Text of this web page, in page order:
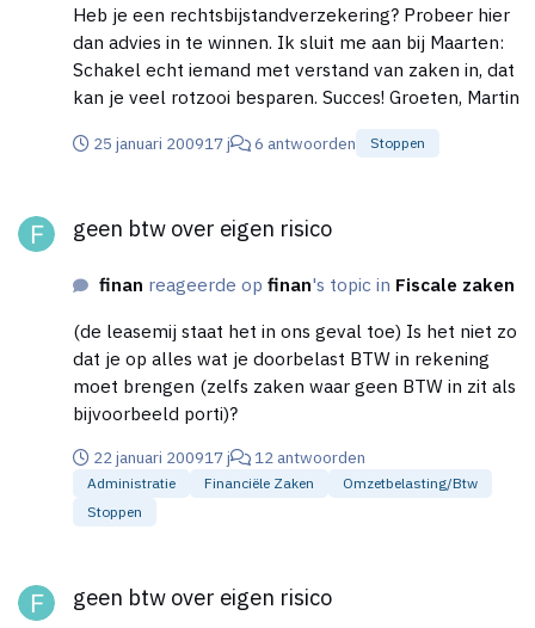
Heb je een rechtsbijstandverzekering? Probeer hier
dan advies in te winnen. Ik sluit me aan bij Maarten:
Schakel echt iemand met verstand van zaken in, dat
kan je veel rotzooi besparen. Succes! Groeten, Martin
25 januari 200917 j 6 antwoorden Stoppen
geen btw over eigen risico
finan reageerde opfinan's topic in Fiscale zaken
(de leasemij staat het in ons geval toe) Is het niet zo
dat je op alles wat je doorbelast BTW in rekening
moet brengen (zelfs zaken waar geen BTW in zit als
bijvoorbeeld porti)?
22 januari 200917 j 12 antwoorden
Administratie Financiële Zaken
Omzetbelasting/btw
Stoppen
geen btw over eigen risico